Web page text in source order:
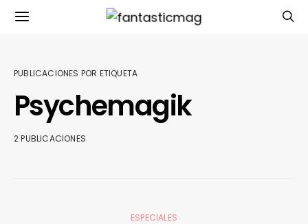
PUBLICACIONES POR ETIQUETA
Psychemagik
2 PUBLICACIONES
ESPECIALES